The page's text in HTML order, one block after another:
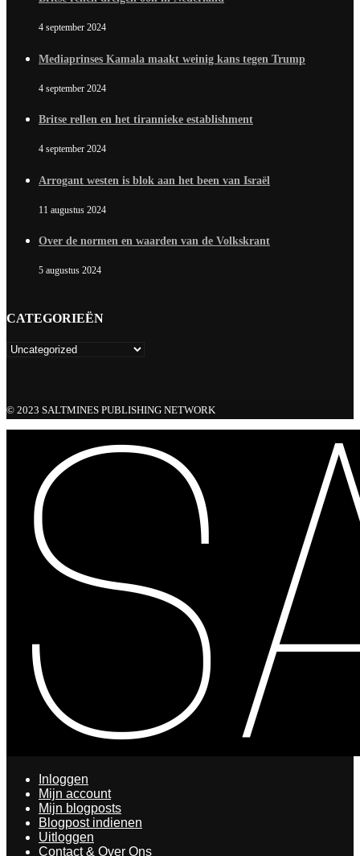
4 september 2024
Mediaprinses Kamala maakt weinig kans tegen Trump
4 september 2024
Britse rellen en het tirannieke establishment
4 september 2024
Arrogant westen is blok aan het been van Israël
11 augustus 2024
Over de normen en waarden van de Volkskrant
5 augustus 2024
CATEGORIEËN
© 2023 SALTMINES PUBLISHING NETWORK
Inloggen
Mijn account
Mijn blogposts
Blogpost indienen
Uitloggen
Contact & Over Ons